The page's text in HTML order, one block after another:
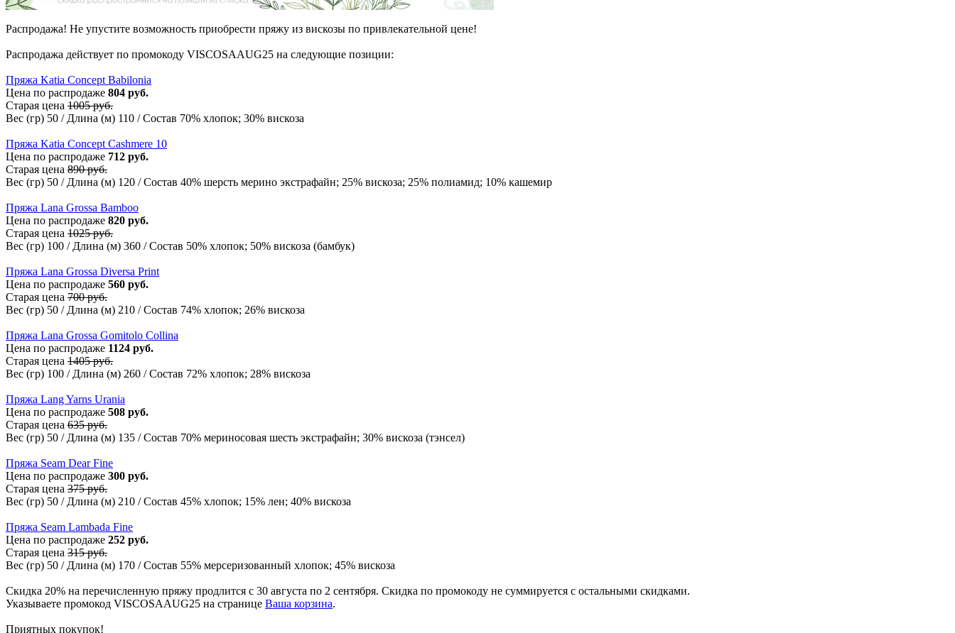
Распродажа! Не упустите возможность приобрести пряжу из вискозы по привлекательной цене!
Распродажа действует по промокоду VISCOSAAUG25 на следующие позиции:
Пряжа Katia Concept Babilonia
Цена по распродаже 804 руб.
Старая цена 1005 руб.
Вес (гр) 50 / Длина (м) 110 / Состав 70% хлопок; 30% вискоза
Пряжа Katia Concept Cashmere 10
Цена по распродаже 712 руб.
Старая цена 890 руб.
Вес (гр) 50 / Длина (м) 120 / Состав 40% шерсть мерино экстрафайн; 25% вискоза; 25% полиамид; 10% кашемир
Пряжа Lana Grossa Bamboo
Цена по распродаже 820 руб.
Старая цена 1025 руб.
Вес (гр) 100 / Длина (м) 360 / Состав 50% хлопок; 50% вискоза (бамбук)
Пряжа Lana Grossa Diversa Print
Цена по распродаже 560 руб.
Старая цена 700 руб.
Вес (гр) 50 / Длина (м) 210 / Состав 74% хлопок; 26% вискоза
Пряжа Lana Grossa Gomitolo Collina
Цена по распродаже 1124 руб.
Старая цена 1405 руб.
Вес (гр) 100 / Длина (м) 260 / Состав 72% хлопок; 28% вискоза
Пряжа Lang Yarns Urania
Цена по распродаже 508 руб.
Старая цена 635 руб.
Вес (гр) 50 / Длина (м) 135 / Состав 70% мериносовая шесть экстрафайн; 30% вискоза (тэнсел)
Пряжа Seam Dear Fine
Цена по распродаже 300 руб.
Старая цена 375 руб.
Вес (гр) 50 / Длина (м) 210 / Состав 45% хлопок; 15% лен; 40% вискоза
Пряжа Seam Lambada Fine
Цена по распродаже 252 руб.
Старая цена 315 руб.
Вес (гр) 50 / Длина (м) 170 / Состав 55% мерсеризованный хлопок; 45% вискоза
Скидка 20% на перечисленную пряжу продлится с 30 августа по 2 сентября. Скидка по промокоду не суммируется с остальными скидками.
Указываете промокод VISCOSAAUG25 на странице Ваша корзина.
Приятных покупок!